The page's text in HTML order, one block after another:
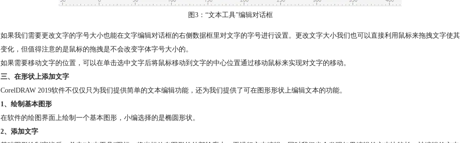
图3：“文本工具”编辑对话框
如果我们需要更改文字的字号大小也能在文字编辑对话框的右侧数据框里对文字的字号进行设置。更改文字大小我们也可以直接利用鼠标来拖拽文字使其
变化，但值得注意的是鼠标的拖拽是不会改变字体字号大小的。
如果需要移动文字的位置，可以在单击选中文字后将鼠标移动到文字的中心位置通过移动鼠标来实现对文字的移动。
三、在形状上添加文字
CorelDRAW 2019软件不仅仅只为我们提供简单的文本编辑功能，还为我们提供了可在图形形状上编辑文本的功能。
1、绘制基本图形
在软件的绘图界面上绘制一个基本图形，小编选择的是椭圆形状。
2、添加文字